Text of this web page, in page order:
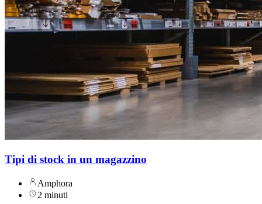
Tipi di stock in un magazzino
Amphora
2 minuti